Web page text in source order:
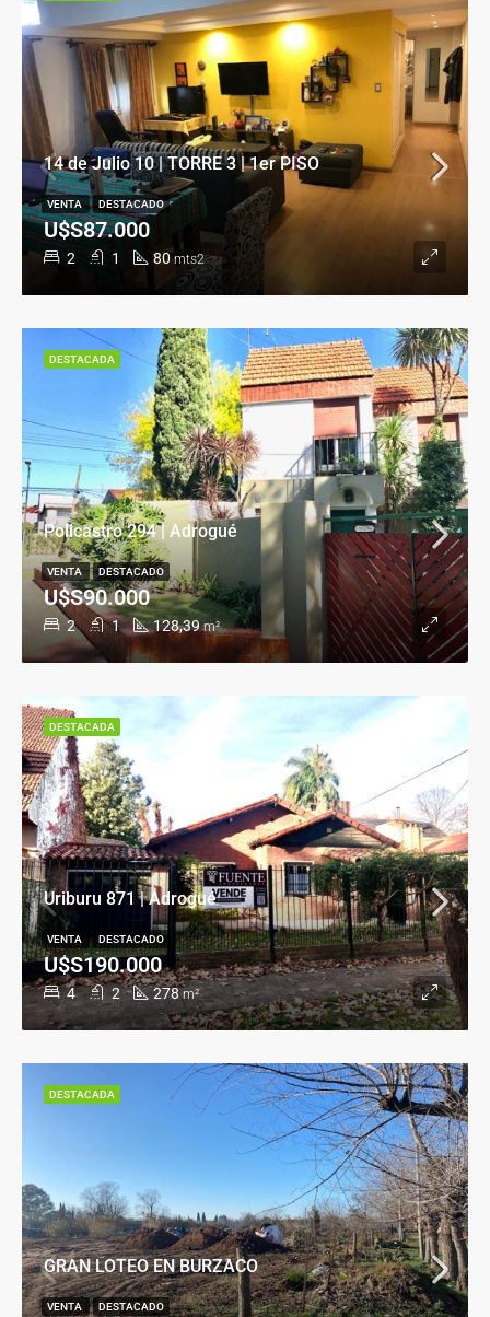
14 de Julio 10 | TORRE 3 | 1er PISO
2 1 80 mts2
U$S87.000
VENTA DESTACADO
Policastro 294 | Adrogué
2 1 128,39 m²
U$S90.000
VENTA DESTACADO
DESTACADA
Uriburu 871 | Adrogué
4 2 278 m²
U$S190.000
VENTA DESTACADO
DESTACADA
GRAN LOTEO EN BURZACO
VENTA DESTACADO
DESTACADA